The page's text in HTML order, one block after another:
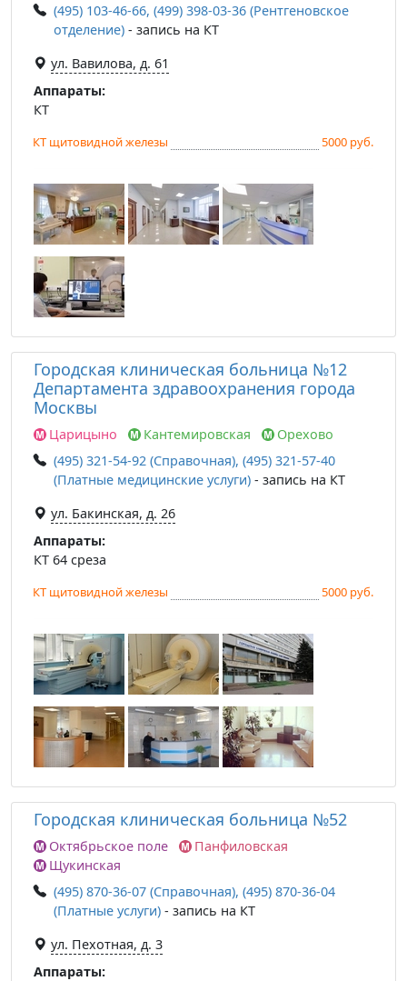
(495) 103-46-66, (499) 398-03-36 (Рентгеновское
отделение) - запись на КТ
ул. Вавилова, д. 61
Аппараты:
КТ
КТ щитовидной железы 5000 руб.
Городская клиническая больница №12
Департамента здравоохранения города
Москвы
Царицыно Кантемировская
Орехово
(495) 321-54-92 (Справочная), (495) 321-57-40
(Платные медицинские услуги) - запись на КТ
ул. Бакинская, д. 26
Аппараты:
КТ 64 среза
КТ щитовидной железы 5000 руб.
Городская клиническая больница №52
Октябрьское поле
Панфиловская
Щукинская
(495) 870-36-07 (Справочная), (495) 870-36-04
(Платные услуги) - запись на КТ
ул. Пехотная, д. 3
Аппараты: